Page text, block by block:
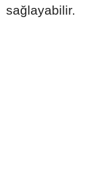
sağlayabilir.